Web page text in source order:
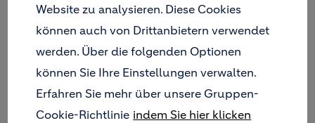
jederzeit integer handeln. Er erklärt
auch, warum diese Prinzipien für uns wichtig sind
und was unsere Verpflichtungen sind.
Alle Mitarbeiter von Holcim müssen den Kodex
einhalten und integer handeln, wenn sie Holcim
vertreten oder für Holcim arbeiten.
Website zu analysieren. Diese Cookies
können auch von Drittanbietern verwendet
werden. Über die folgenden Optionen
können Sie Ihre Einstellungen verwalten.
Erfahren Sie mehr über unsere Gruppen-
Cookie-Richtlinie indem Sie hier klicken